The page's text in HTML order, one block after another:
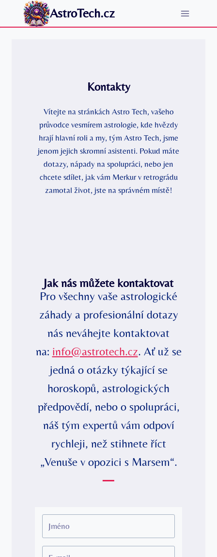
Přeskočit
AstroTech.cz
Kontakty
Vítejte na stránkách Astro Tech, vašeho
průvodce vesmírem astrologie, kde hvězdy
hrají hlavní roli a my, tým Astro Tech, jsme
jenom jejich skromní asistenti. Pokud máte
dotazy, nápady na spolupráci, nebo jen
chcete sdílet, jak vám Merkur v retrográdu
zamotal život, jste na správném místě!
Jak nás můžete kontaktovat
Pro všechny vaše astrologické
záhady a profesionální dotazy
nás neváhejte kontaktovat
na: info@astrotech.cz. Ať už se
jedná o otázky týkající se
horoskopů, astrologických
předpovědí, nebo o spolupráci,
náš tým expertů vám odpoví
rychleji, než stihnete říct
„Venuše v opozici s Marsem“.